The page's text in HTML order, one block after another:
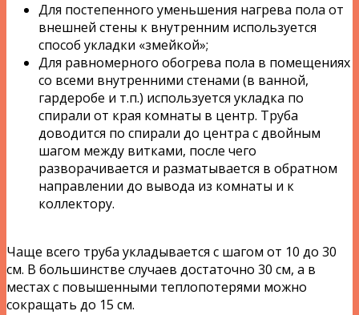
Для постепенного уменьшения нагрева пола от
внешней стены к внутренним используется
способ укладки «змейкой»;
Для равномерного обогрева пола в помещениях
со всеми внутренними стенами (в ванной,
гардеробе и т.п.) используется укладка по
спирали от края комнаты в центр. Труба
доводится по спирали до центра с двойным
шагом между витками, после чего
разворачивается и разматывается в обратном
направлении до вывода из комнаты и к
коллектору.
Чаще всего труба укладывается с шагом от 10 до 30
см. В большинстве случаев достаточно 30 см, а в
местах с повышенными теплопотерями можно
сокращать до 15 см.